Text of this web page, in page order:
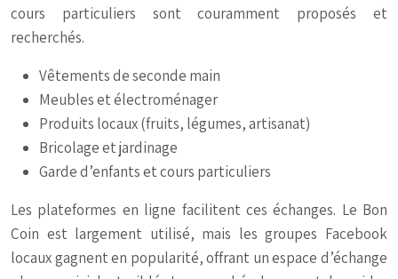
cours particuliers sont couramment proposés et
recherchés.
Vêtements de seconde main
Meubles et électroménager
Produits locaux (fruits, légumes, artisanat)
Bricolage et jardinage
Garde d’enfants et cours particuliers
Les plateformes en ligne facilitent ces échanges. Le Bon
Coin est largement utilisé, mais les groupes Facebook
locaux gagnent en popularité, offrant un espace d’échange